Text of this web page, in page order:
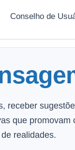
Conselho de
receber
que promovam
realidades.